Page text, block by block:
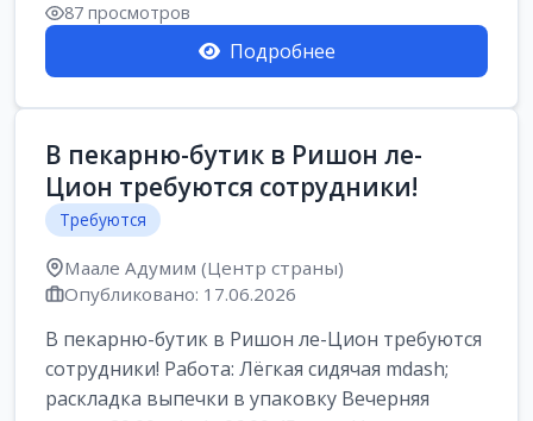
87 просмотров
Подробнее
В пекарню-бутик в Ришон ле-
Цион требуются сотрудники!
Требуются
Маале Адумим (Центр страны)
Опубликовано: 17.06.2026
В пекарню-бутик в Ришон ле-Цион требуются
сотрудники! Работа: Лёгкая сидячая mdash;
раскладка выпечки в упаковку Вечерняя